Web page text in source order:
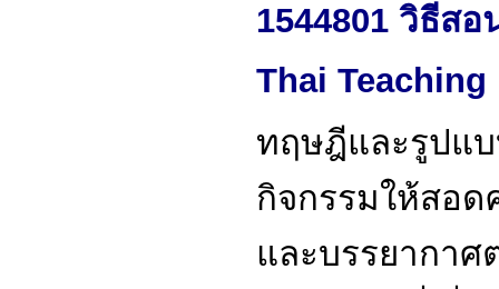
1544801 วิธีส
Thai
ทฤษฎีและรูปแ
กิจกรรมให้สอ
และบรรยากาศ